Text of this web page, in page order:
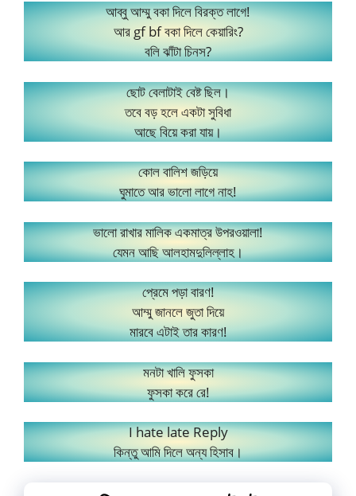
আব্বু আম্মু বকা দিলে বিরক্ত লাগে!
আর gf bf বকা দিলে কেয়ারিং?
বলি ঝাঁটা চিনস?
ছোট বেলাটাই বেষ্ট ছিল।
তবে বড় হলে একটা সুবিধা
আছে বিয়ে করা যায়।
কোল বালিশ জড়িয়ে
ঘুমাতে আর ভালো লাগে নাহ!
ভালো রাখার মালিক একমাত্র উপরওয়ালা!
যেমন আছি আলহামদুলিল্লাহ।
প্রেমে পড়া বারণ!
আম্মু জানলে জুতা দিয়ে
মারবে এটাই তার কারণ!
মনটা খালি ফুসকা
ফুসকা করে রে!
I hate late Reply
কিন্তু আমি দিলে অন্য হিসাব।